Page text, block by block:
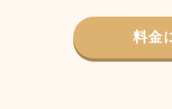
料金